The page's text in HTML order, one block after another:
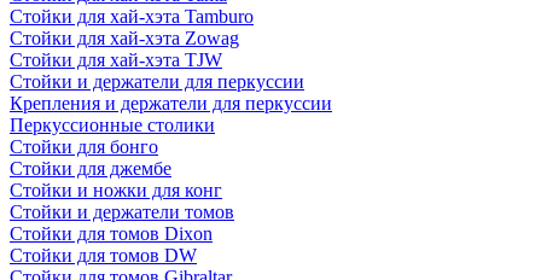
Стойки для хай-хэта Tamburo
Стойки для хай-хэта Zowag
Стойки для хай-хэта TJW
Стойки и держатели для перкуссии
Крепления и держатели для перкуссии
Перкуссионные столики
Стойки для бонго
Стойки для джембе
Стойки и ножки для конг
Стойки и держатели томов
Стойки для томов Dixon
Стойки для томов DW